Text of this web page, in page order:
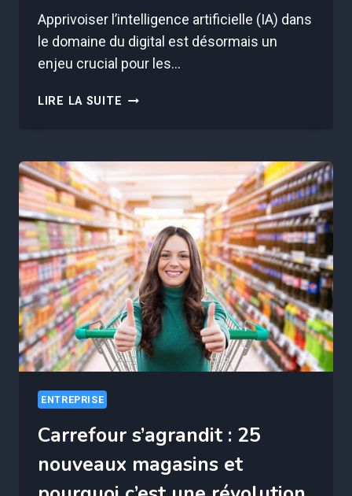
Apprivoiser l’intelligence artificielle (IA) dans
le domaine du digital est désormais un
enjeu crucial pour les…
LIRE LA SUITE DÉCOUVREZ
EN
IA
POUR
BOOSTER
VOTRE
CARRIÈRE
EN
2023
!
ENTREPRISE
Carrefour s’agrandit : 25
nouveaux magasins et